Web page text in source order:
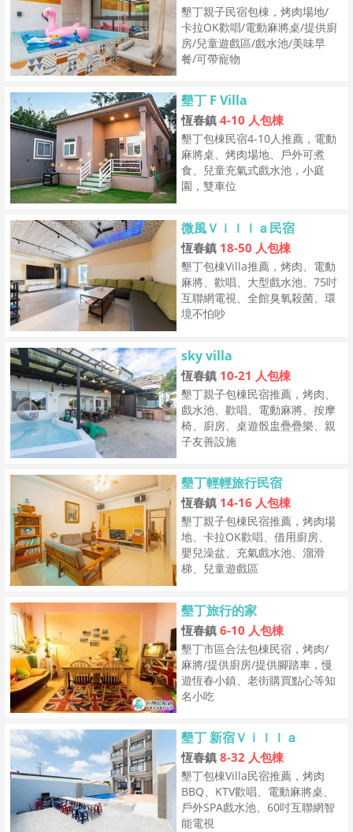
墾丁親子民宿包棟，烤肉場地/
卡拉OK歡唱/電動麻將桌/提供廚
房/兒童遊戲區/戲水池/美味早
餐/可帶寵物
墾丁 F Villa
恆春鎮 4-10 人包棟
墾丁包棟民宿4-10人推薦，電動
麻將桌、烤肉場地、戶外可煮
食、兒童充氣式戲水池，小庭
園，雙車位
微風Ｖｉｌｌａ民宿
恆春鎮 18-50 人包棟
墾丁包棟Villa推薦，烤肉、電動
麻將、歡唱、大型戲水池、75吋
互聯網電視、全館臭氧殺菌、環
境不怕吵
sky villa
恆春鎮 10-21 人包棟
墾丁親子包棟民宿推薦，烤肉、
戲水池、歡唱、電動麻將、按摩
椅、廚房、桌遊骰盅疊疊樂、親
子友善設施
墾丁輕輕旅行民宿
恆春鎮 14-16 人包棟
墾丁親子包棟民宿推薦，烤肉場
地、卡拉OK歡唱、借用廚房、
嬰兒澡盆、充氣戲水池、溜滑
梯、兒童遊戲區
墾丁旅行的家
恆春鎮 6-10 人包棟
墾丁市區合法包棟民宿，烤肉/
麻將/提供廚房/提供腳踏車，慢
遊恆春小鎮、老街購買點心等知
名小吃
墾丁 新宿Ｖｉｌｌａ
恆春鎮 8-32 人包棟
墾丁包棟Villa民宿推薦，烤肉
BBQ、KTV歡唱、電動麻將桌、
戶外SPA戲水池、60吋互聯網智
能電視